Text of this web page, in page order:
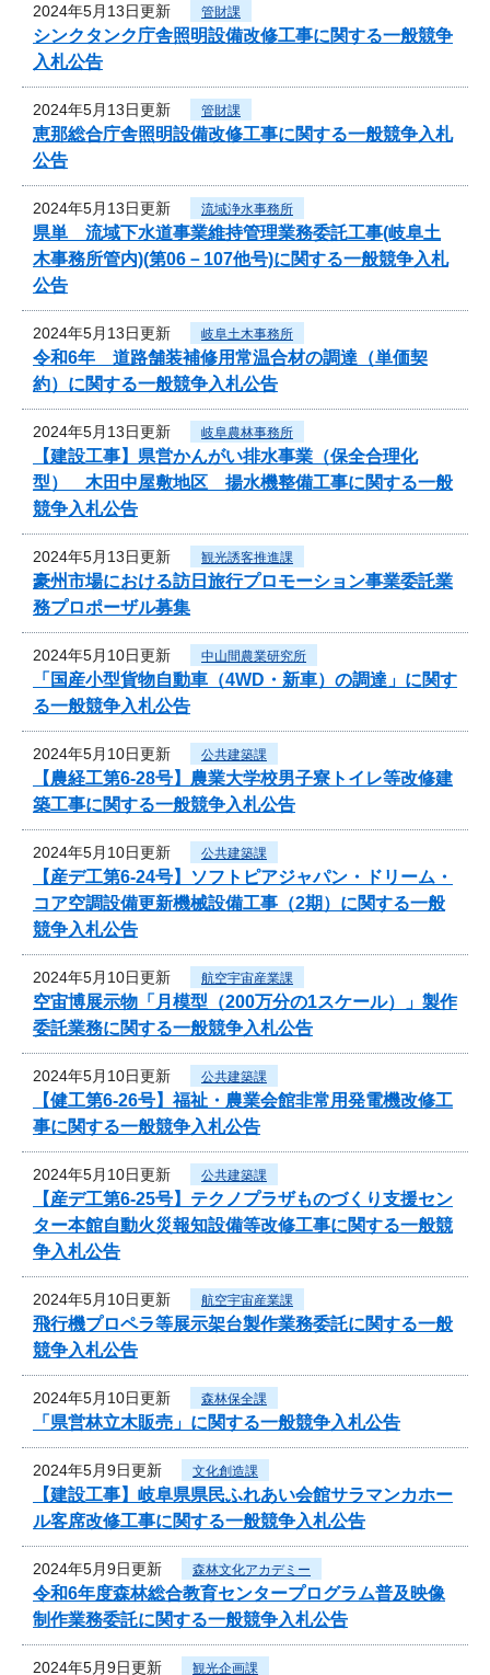
2024年5月13日更新 管財課
シンクタンク庁舎照明設備改修工事に関する一般競争
入札公告
2024年5月13日更新 管財課
恵那総合庁舎照明設備改修工事に関する一般競争入札
公告
2024年5月13日更新 流域浄水事務所
県単 流域下水道事業維持管理業務委託工事(岐阜土
木事務所管内)(第06－107他号)に関する一般競争入札
公告
2024年5月13日更新 岐阜土木事務所
令和6年 道路舗装補修用常温合材の調達（単価契
約）に関する一般競争入札公告
2024年5月13日更新 岐阜農林事務所
【建設工事】県営かんがい排水事業（保全合理化
型） 木田中屋敷地区 揚水機整備工事に関する一般
競争入札公告
2024年5月13日更新 観光誘客推進課
豪州市場における訪日旅行プロモーション事業委託業
務プロポーザル募集
2024年5月10日更新 中山間農業研究所
「国産小型貨物自動車（4WD・新車）の調達」に関す
る一般競争入札公告
2024年5月10日更新 公共建築課
【農経工第6-28号】農業大学校男子寮トイレ等改修建
築工事に関する一般競争入札公告
2024年5月10日更新 公共建築課
【産デ工第6-24号】ソフトピアジャパン・ドリーム・
コア空調設備更新機械設備工事（2期）に関する一般
競争入札公告
2024年5月10日更新 航空宇宙産業課
空宙博展示物「月模型（200万分の1スケール）」製作
委託業務に関する一般競争入札公告
2024年5月10日更新 公共建築課
【健工第6-26号】福祉・農業会館非常用発電機改修工
事に関する一般競争入札公告
2024年5月10日更新 公共建築課
【産デ工第6-25号】テクノプラザものづくり支援セン
ター本館自動火災報知設備等改修工事に関する一般競
争入札公告
2024年5月10日更新 航空宇宙産業課
飛行機プロペラ等展示架台製作業務委託に関する一般
競争入札公告
2024年5月10日更新 森林保全課
「県営林立木販売」に関する一般競争入札公告
2024年5月9日更新 文化創造課
【建設工事】岐阜県県民ふれあい会館サラマンカホー
ル客席改修工事に関する一般競争入札公告
2024年5月9日更新 森林文化アカデミー
令和6年度森林総合教育センタープログラム普及映像
制作業務委託に関する一般競争入札公告
2024年5月9日更新 観光企画課